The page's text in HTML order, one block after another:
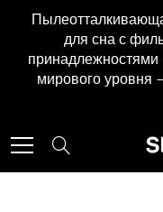
для сна с
принадлежностями
мирового уровня